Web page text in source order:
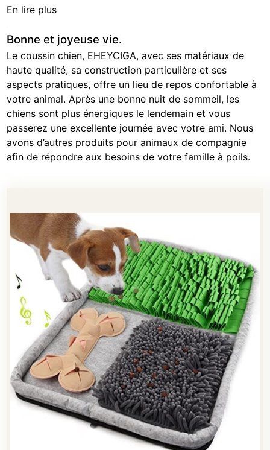
En lire plus
Bonne et joyeuse vie.
Le coussin chien, EHEYCIGA, avec ses matériaux de
haute qualité, sa construction particulière et ses
aspects pratiques, offre un lieu de repos confortable à
votre animal. Après une bonne nuit de sommeil, les
chiens sont plus énergiques le lendemain et vous
passerez une excellente journée avec votre ami. Nous
avons d’autres produits pour animaux de compagnie
afin de répondre aux besoins de votre famille à poils.